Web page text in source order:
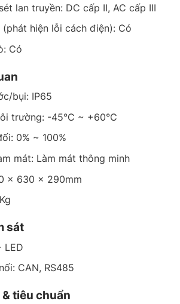
lan truyền: DC cấp II, AC cấp III
(phát hiện lỗi cách điện): Có
Có
bụi: IP65
trường: -45°C ~ +60°C
0% ~ 100%
mát: Làm mát thông minh
x 630 x 290mm
sát
LED
CAN, RS485
tiêu chuẩn